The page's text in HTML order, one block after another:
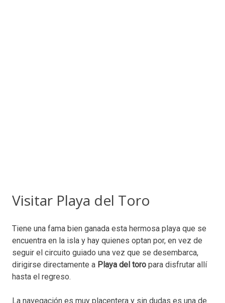
Visitar Playa del Toro
Tiene una fama bien ganada esta hermosa playa que se
encuentra en la isla y hay quienes optan por, en vez de
seguir el circuito guiado una vez que se desembarca,
dirigirse directamente a Playa del toro para disfrutar allí
hasta el regreso.
La navegación es muy placentera y sin dudas es una de